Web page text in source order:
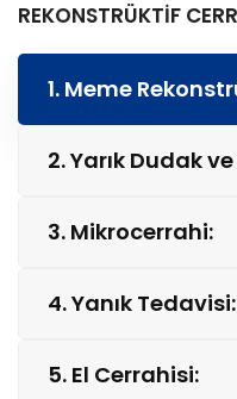
REKONSTRÜKTİF
1. Meme
2. Yarık Dudak
3. Mikrocerrahi:
4. Yanık Tedavisi:
5. El Cerrahisi: